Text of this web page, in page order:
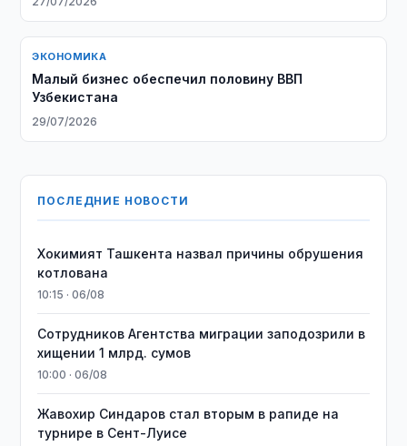
ЭКОНОМИКА
Малый бизнес обеспечил половину ВВП
Узбекистана
29/07/2026
ПОСЛЕДНИЕ НОВОСТИ
Хокимият Ташкента назвал причины обрушения
котлована
10:15 · 06/08
Сотрудников Агентства миграции заподозрили в
хищении 1 млрд. сумов
10:00 · 06/08
Жавохир Синдаров стал вторым в рапиде на
турнире в Сент-Луисе